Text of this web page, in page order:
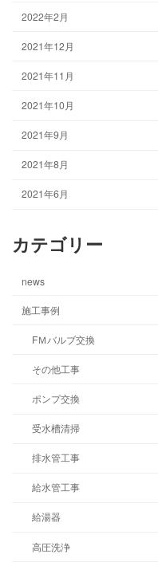
2022年2月
2021年12月
2021年11月
2021年10月
2021年9月
2021年8月
2021年6月
カテゴリー
news
施工事例
FＭバルブ交換
その他工事
ポンプ交換
受水槽清掃
排水管工事
給水管工事
給湯器
高圧洗浄